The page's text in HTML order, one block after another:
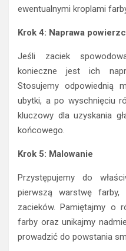
ewentualnymi kroplami
Krok 4: Naprawa
Jeśli zaciek
konieczne jest ich
Stosujemy odpowiednią
ubytki, a po wyschnięciu
kluczowy dla uzyskania
końcowego.
Krok 5: Malowanie
Przystępujemy do
pierwszą warstwę farby,
zacieków. Pamiętajmy o
farby oraz unikajmy
prowadzić do powstania